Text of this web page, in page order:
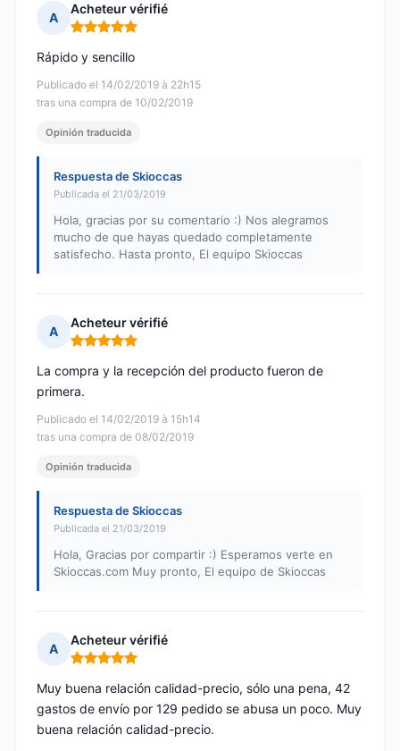
A
Acheteur vérifié
Nota: 5 de 5
Publicado el 14/02/2019 à 22h15
tras una compra de 10/02/2019
Rápido y sencillo
Opinión traducida
Respuesta de Skioccas
Publicada el 21/03/2019
Hola, gracias por su comentario :) Nos alegramos
mucho de que hayas quedado completamente
satisfecho. Hasta pronto, El equipo Skioccas
A
Acheteur vérifié
Nota: 5 de 5
Publicado el 14/02/2019 à 15h14
tras una compra de 08/02/2019
La compra y la recepción del producto fueron de
primera.
Opinión traducida
Respuesta de Skioccas
Publicada el 21/03/2019
Hola, Gracias por compartir :) Esperamos verte en
Skioccas.com Muy pronto, El equipo de Skioccas
A
Acheteur vérifié
Nota: 5 de 5
Muy buena relación calidad-precio, sólo una pena, 42
gastos de envío por 129 pedido se abusa un poco. Muy
buena relación calidad-precio.